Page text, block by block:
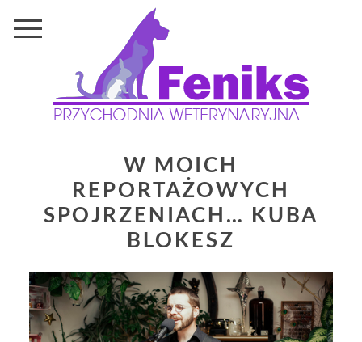
W MOICH
REPORTAŻOWYCH
SPOJRZENIACH… KUBA
BLOKESZ